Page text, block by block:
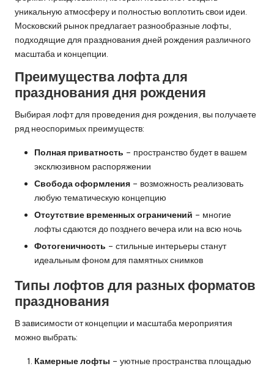
уникальную атмосферу и полностью воплотить свои идеи.
Московский рынок предлагает разнообразные лофты,
подходящие для празднования дней рождения различного
масштаба и концепции.
Преимущества лофта для
празднования дня рождения
Выбирая лофт для проведения дня рождения, вы получаете
ряд неоспоримых преимуществ:
Полная приватность – пространство будет в вашем
эксклюзивном распоряжении
Свобода оформления – возможность реализовать
любую тематическую концепцию
Отсутствие временных ограничений – многие
лофты сдаются до позднего вечера или на всю ночь
Фотогеничность – стильные интерьеры станут
идеальным фоном для памятных снимков
Типы лофтов для разных форматов
празднования
В зависимости от концепции и масштаба мероприятия
можно выбрать:
Камерные лофты – уютные пространства площадью